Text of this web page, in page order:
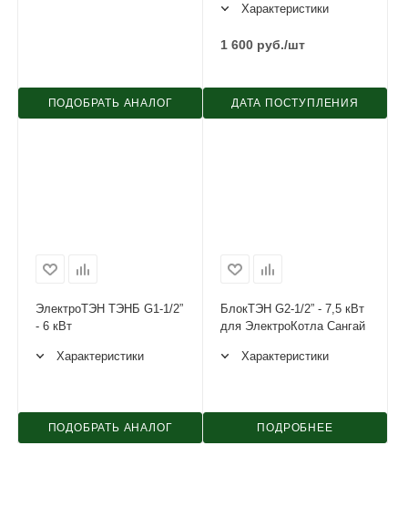
ПОДОБРАТЬ АНАЛОГ
Характеристики
1 600 руб./шт
ДАТА ПОСТУПЛЕНИЯ
ЭлектроТЭН ТЭНБ G1-1/2”
- 6 кВт
Характеристики
ПОДОБРАТЬ АНАЛОГ
БлокТЭН G2-1/2” - 7,5 кВт
для ЭлектроКотла Сангай
Характеристики
ПОДРОБНЕЕ